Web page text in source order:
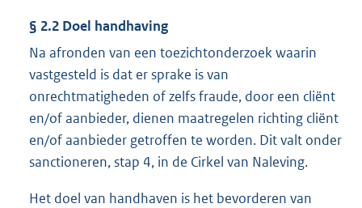
§ 2.2 Doel handhaving
Na afronden van een toezichtonderzoek waarin
vastgesteld is dat er sprake is van
onrechtmatigheden of zelfs fraude, door een cliënt
en/of aanbieder, dienen maatregelen richting cliënt
en/of aanbieder getroffen te worden. Dit valt onder
sanctioneren, stap 4, in de Cirkel van Naleving.
Het doel van handhaven is het bevorderen van